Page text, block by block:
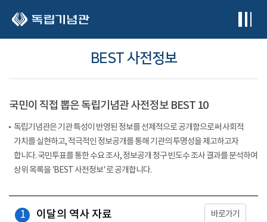
BEST 사전정보
국민이 직접 뽑은 독립기념관 사전정보 BEST 10
독립기념관은 기관 특성이 반영된 정보를 선제적으로 공개함으로써 사회적
가치를 실현하고, 적극적인 정보공개를 통해 기관의 투명성을 제고하고자
합니다. 국민투표를 통한 수요 조사, 정보공개 청구 빈도수 조사 결과를 분석하여
상위 목록을 'BEST 사전정보' 로 공개합니다.
1 이달의 역사 자료 바로가기